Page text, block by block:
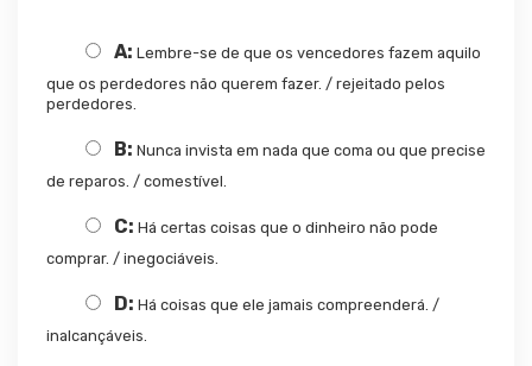
A: Lembre-se de que os vencedores fazem aquilo
que os perdedores não querem fazer. / rejeitado pelos
perdedores.
B: Nunca invista em nada que coma ou que precise
de reparos. / comestível.
C: Há certas coisas que o dinheiro não pode
comprar. / inegociáveis.
D: Há coisas que ele jamais compreenderá. /
inalcançáveis.